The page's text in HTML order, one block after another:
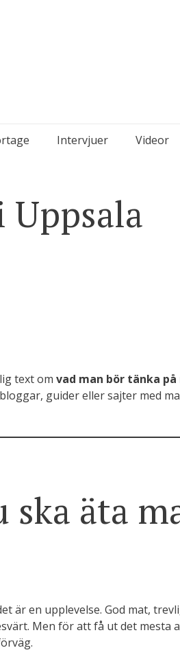
Intervjuer Videor
Uppsala
text om vad man bör tänka på
guider eller sajter med
ska äta
är en upplevelse. God mat,
Men för att få ut det mesta